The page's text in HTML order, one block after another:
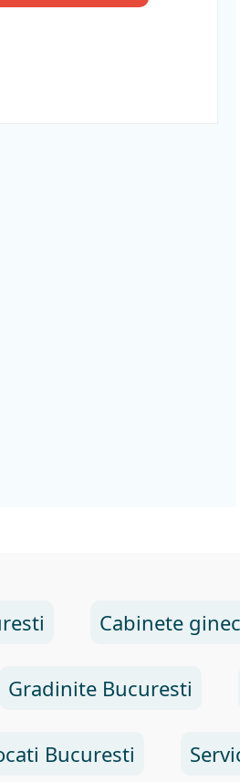
Cabinete
Gradinite Bucuresti
Bucuresti